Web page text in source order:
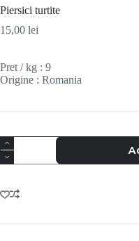
Piersici turtite
15,00 lei
Pret / kg : 9
Origine : Romania